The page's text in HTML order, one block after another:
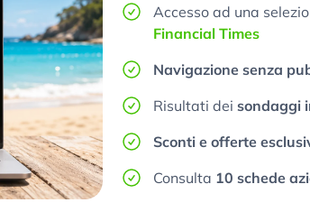
Accesso ad una
Financial Times
Navigazione senza
Risultati dei sondaggi
Sconti e offerte
Consulta 10 schede